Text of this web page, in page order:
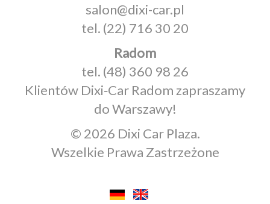
salon@dixi-car.pl
tel. (22) 716 30 20
Radom
tel. (48) 360 98 26
Klientów Dixi‑Car Radom zapraszamy
do Warszawy!
© 2026 Dixi Car Plaza.
Wszelkie Prawa Zastrzeżone